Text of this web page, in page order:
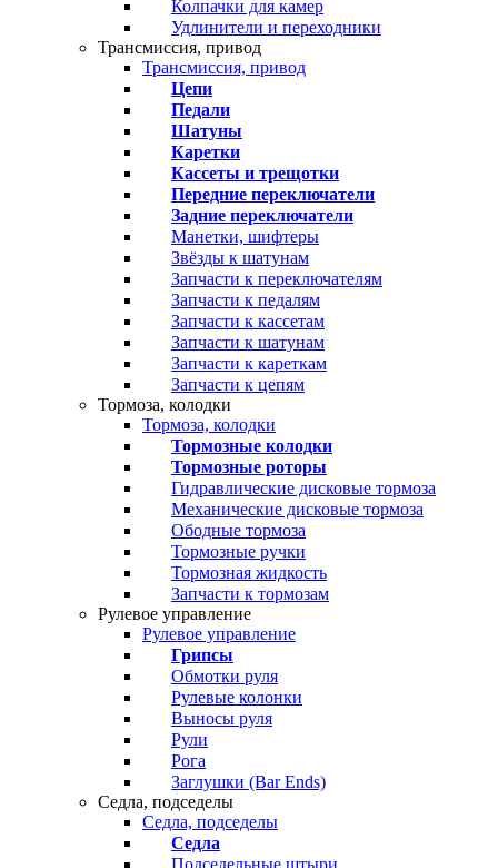
Колпачки для камер
Удлинители и переходники
Трансмиссия, привод
Трансмиссия, привод
Цепи
Педали
Шатуны
Каретки
Кассеты и трещотки
Передние переключатели
Задние переключатели
Манетки, шифтеры
Звёзды к шатунам
Запчасти к переключателям
Запчасти к педалям
Запчасти к кассетам
Запчасти к шатунам
Запчасти к кареткам
Запчасти к цепям
Тормоза, колодки
Тормоза, колодки
Тормозные колодки
Тормозные роторы
Гидравлические дисковые тормоза
Механические дисковые тормоза
Ободные тормоза
Тормозные ручки
Тормозная жидкость
Запчасти к тормозам
Рулевое управление
Рулевое управление
Грипсы
Обмотки руля
Рулевые колонки
Выносы руля
Рули
Рога
Заглушки (Bar Ends)
Седла, подседелы
Седла, подседелы
Седла
Подседельные штыри